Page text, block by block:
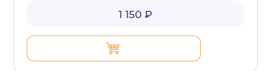
1 150 ₽